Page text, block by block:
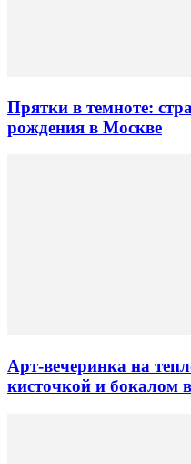
Прятки в темноте:
рождения в Москве
Арт-вечеринка на
кисточкой и бокалом